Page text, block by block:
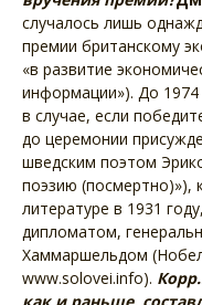
случалось лишь
премии британскому
«в развитие
информации»). До
в случае, если
до церемонии
шведским поэтом
поэзию (посмертно)»),
литературе в 1931
дипломатом,
Хаммаршельдом
www.solovei.info).